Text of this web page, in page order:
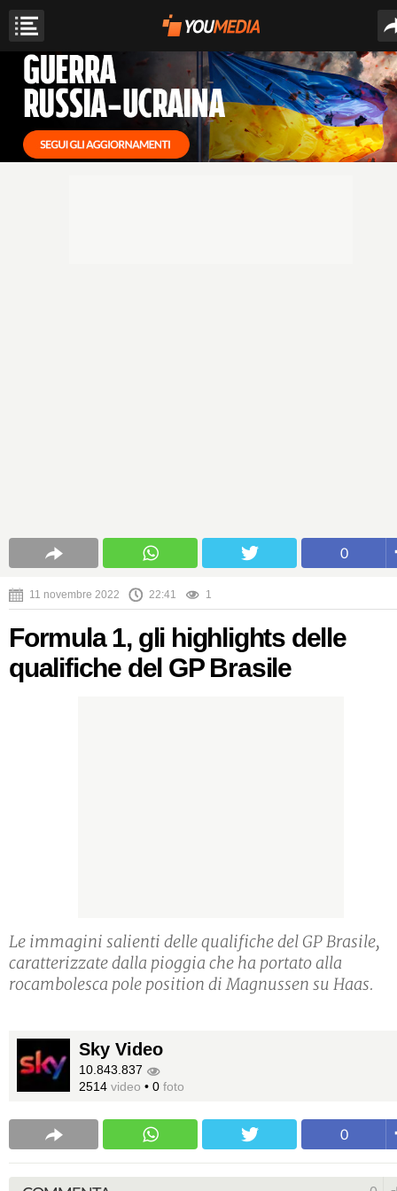
0
11 novembre 2022 22:41 1
Formula 1, gli highlights delle
qualifiche del GP Brasile
Le immagini salienti delle qualifiche del GP Brasile,
caratterizzate dalla pioggia che ha portato alla
rocambolesca pole position di Magnussen su Haas.
Sky Video
10.843.837
2514 video • 0 foto
0